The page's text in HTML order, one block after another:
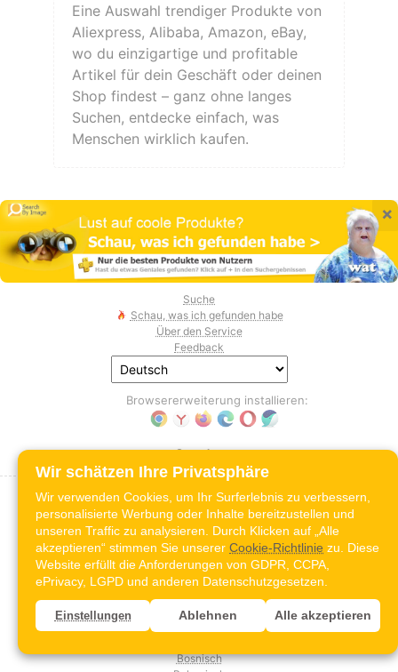
Eine Auswahl trendiger Produkte von
Aliexpress, Alibaba, Amazon, eBay,
wo du einzigartige und profitable
Artikel für dein Geschäft oder deinen
Shop findest – ganz ohne langes
Suchen, entdecke einfach, was
Menschen wirklich kaufen.
×
Suche
Schau, was ich gefunden habe
Über den Service
Feedback
Browsererweiterung installieren:
Sprache:
Albanisch
Amharisch
Arabisch (Golf)
Arabisch (MSA)
Arabisch (levantinisch)
Arabisch (maghrebinisch)
Armenisch
Bosnisch
Wir schätzen Ihre Privatsphäre
Wir verwenden Cookies, um Ihr Surferlebnis zu verbessern,
personalisierte Werbung oder Inhalte bereitzustellen und
unseren Traffic zu analysieren. Durch Klicken auf „Alle
akzeptieren“ stimmen Sie unserer Cookie-Richtlinie zu. Diese
Website erfüllt die Anforderungen von GDPR, CCPA,
ePrivacy, LGPD und anderen Datenschutzgesetzen.
Einstellungen Ablehnen Alle akzeptieren